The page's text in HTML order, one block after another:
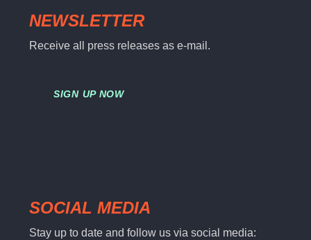
NEWSLETTER
Receive all press releases as e-mail.
SIGN UP NOW
SOCIAL MEDIA
Stay up to date and follow us via social media: